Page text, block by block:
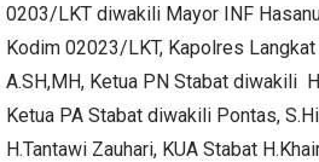
0203/LKT diwakili Mayor INF
Kodim 02023/LKT, Kapolres
A.SH,MH, Ketua PN Stabat diwakili
Ketua PA Stabat diwakili Pontas,
H.Tantawi Zauhari, KUA Stabat